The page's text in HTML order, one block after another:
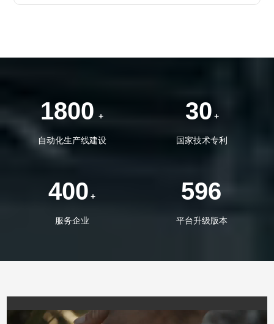
1800 +
自动化生产线建设
30 +
国家技术专利
400 +
服务企业
596
平台升级版本